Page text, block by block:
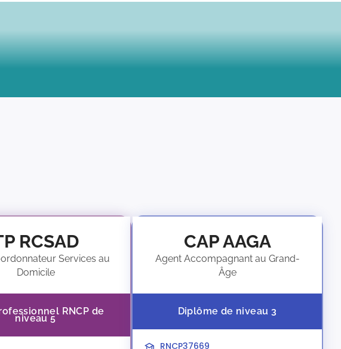
RCSAD
Services au
Domicile
RNCP de
niveau 5
CAP AAGA
Agent Accompagnant au Grand-
Âge
Diplôme de niveau 3
RNCP37669